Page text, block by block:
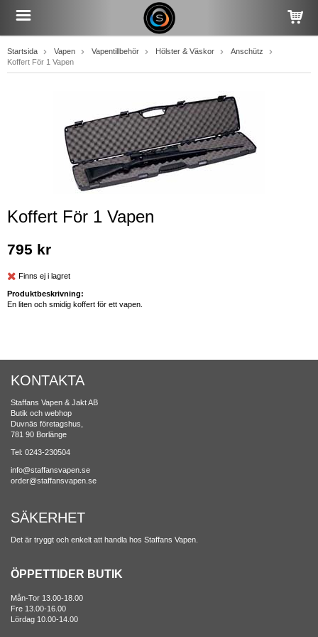
Startsida Vapen Vapentillbehör Hölster & Väskor
Anschütz
Koffert För 1 Vapen
Koffert För 1 Vapen
795 kr
Finns ej i lagret
Produktbeskrivning:
En liten och smidig koffert för ett vapen.
KONTAKTA
Staffans Vapen & Jakt AB
Butik och webhop
Duvnäs företagshus,
781 90 Borlänge
Tel: 0243-230504
info@staffansvapen.se
order@staffansvapen.se
SÄKERHET
Det är tryggt och enkelt att handla hos Staffans Vapen.
ÖPPETTIDER BUTIK
Mån-Tor 13.00-18.00
Fre 13.00-16.00
Lördag 10.00-14.00